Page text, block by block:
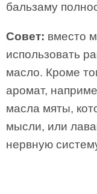
бальзаму
Совет: вместо
использовать
масло. Кроме
аромат,
масла мяты,
мысли, или
нервную